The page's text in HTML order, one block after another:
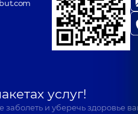
услуг!
и уберечь здоровье